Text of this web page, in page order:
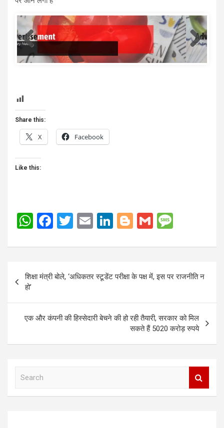
Share this:
X Facebook
Like this:
W
at
A
p
p
F
ce
b
o
o
k
T
tt
er
E
ail
Li
ke
dI
n
Bl
g
g
er
G
ail s
g
e
Post
navigation
शिक्षा मंत्री बोले, ‘अधिकतर स्‍टूडेंट परीक्षा के पक्ष में, इस पर राजनीति न
हो’
एक और कंपनी की हिस्सेदारी बेचने की हो रही तैयारी, सरकार को मिल
सकते हैं 5020 करोड़ रुपये